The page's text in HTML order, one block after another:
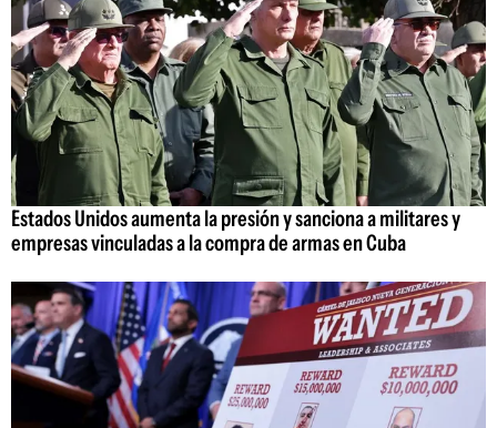
Estados Unidos aumenta la presión y sanciona a militares y
empresas vinculadas a la compra de armas en Cuba